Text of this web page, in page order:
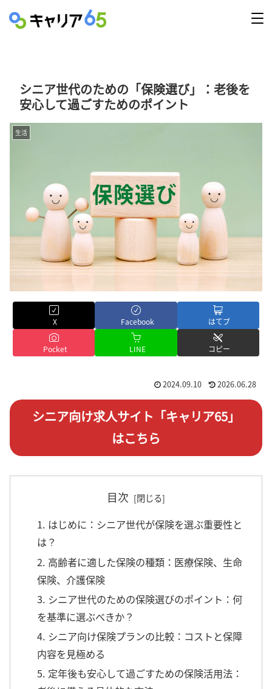
シニア世代のための「保険選び」：老後を
安心して過ごすためのポイント
生活
X Facebook はてブ
Pocket LINE コピー
2024.09.10 2026.06.28
シニア向け求人サイト「キャリア65」
はこちら
目次
1. はじめに：シニア世代が保険を選ぶ重要性と
は？
2. 高齢者に適した保険の種類：医療保険、生命
保険、介護保険
3. シニア世代のための保険選びのポイント：何
を基準に選ぶべきか？
4. シニア向け保険プランの比較：コストと保障
内容を見極める
5. 定年後も安心して過ごすための保険活用法：